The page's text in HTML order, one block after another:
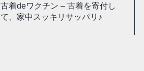
古着deワクチン – 古着を寄付し
て、家中スッキリサッパリ♪